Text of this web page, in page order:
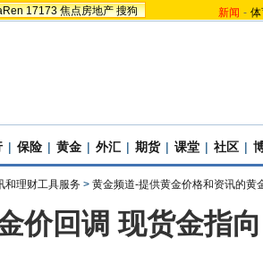
17173 焦点房地产 搜狗 新闻 -
| 保险 | 黄金 | 外汇 | 期货 | 课堂 | 社区 |
和理财工具服务 > 黄金频道-提供黄金价格和资讯的黄
价回调 现货金指